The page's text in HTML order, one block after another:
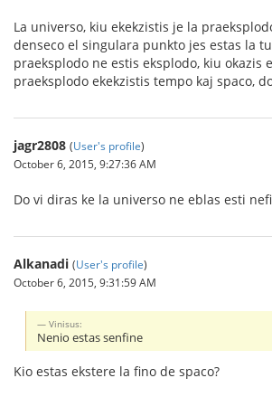
La universo, kiu ekekzistis je la
denseco el singulara punkto jes estas la
praeksplodo ne estis eksplodo, kiu okazis
praeksplodo ekekzistis tempo kaj spaco,
jagr2808 (User's profile)
October 6, 2015, 9:27:36 AM
Do vi diras ke la universo ne eblas esti
Alkanadi (User's profile)
October 6, 2015, 9:31:59 AM
Vinisus:
Nenio estas senfine
Kio estas ekstere la fino de spaco?